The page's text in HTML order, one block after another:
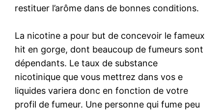
restituer l’arôme dans de bonnes conditions.
La nicotine a pour but de concevoir le fameux
hit en gorge, dont beaucoup de fumeurs sont
dépendants. Le taux de substance
nicotinique que vous mettrez dans vos e
liquides variera donc en fonction de votre
profil de fumeur. Une personne qui fume peu